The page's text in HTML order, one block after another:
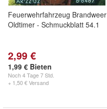
Feuerwehrfahrzeug Brandweer
Oldtimer - Schmuckblatt 54.1
2,99 €
1,99 € Bieten
Noch4 Tage 7 Std.
+ 1,50 € Versand